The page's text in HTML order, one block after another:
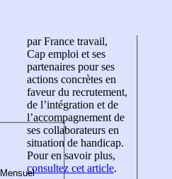
par France travail,
Cap emploi et ses
partenaires pour ses
actions concrètes en
faveur du recrutement,
de l’intégration et de
l’accompagnement de
ses collaborateurs en
situation de handicap.
Pour en savoir plus,
consultez cet article.